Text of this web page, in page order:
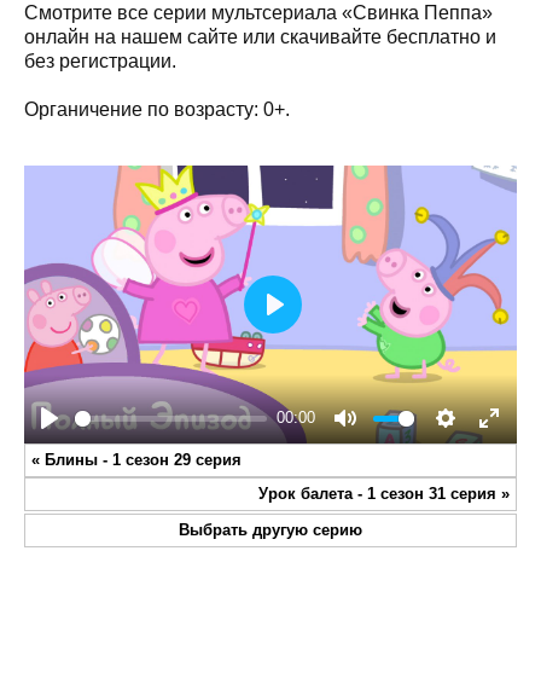
Смотрите все серии мультсериала «Свинка Пеппа»
онлайн на нашем сайте или скачивайте бесплатно и
без регистрации.
Органичение по возрасту: 0+.
Play
00:00
Mute Settings
Enter
Play
« Блины - 1 сезон 29 серия
Урок балета - 1 сезон 31 серия »
Выбрать другую серию